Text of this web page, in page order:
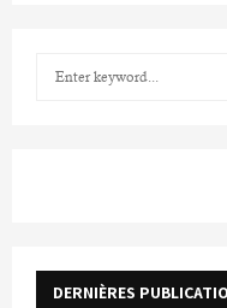
r
DERNIÈRES